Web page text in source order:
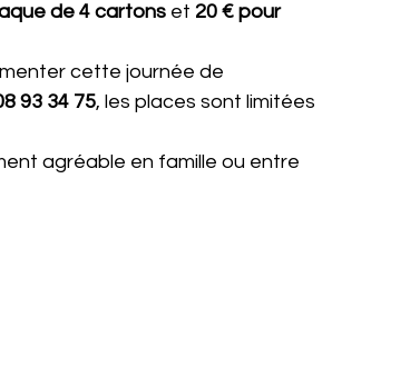
de 4 cartons et 20 € pour
cette journée de
93 34 75, les places sont limitées
agréable en famille ou entre